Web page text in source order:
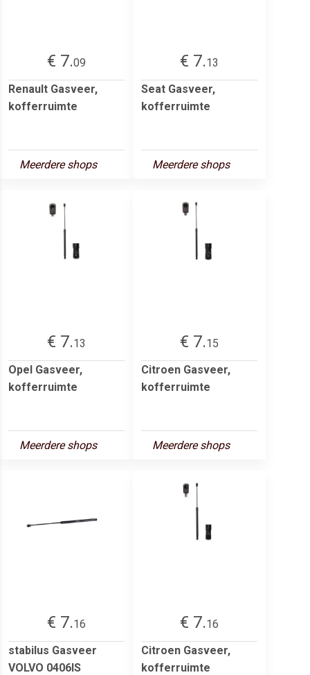
€ 7.09
Renault Gasveer,
kofferruimte
Meerdere shops
€ 7.13
Seat Gasveer,
kofferruimte
Meerdere shops
€ 7.13
Opel Gasveer,
kofferruimte
Meerdere shops
€ 7.15
Citroen Gasveer,
kofferruimte
Meerdere shops
€ 7.16
stabilus Gasveer
VOLVO 0406IS
€ 7.16
Citroen Gasveer,
kofferruimte